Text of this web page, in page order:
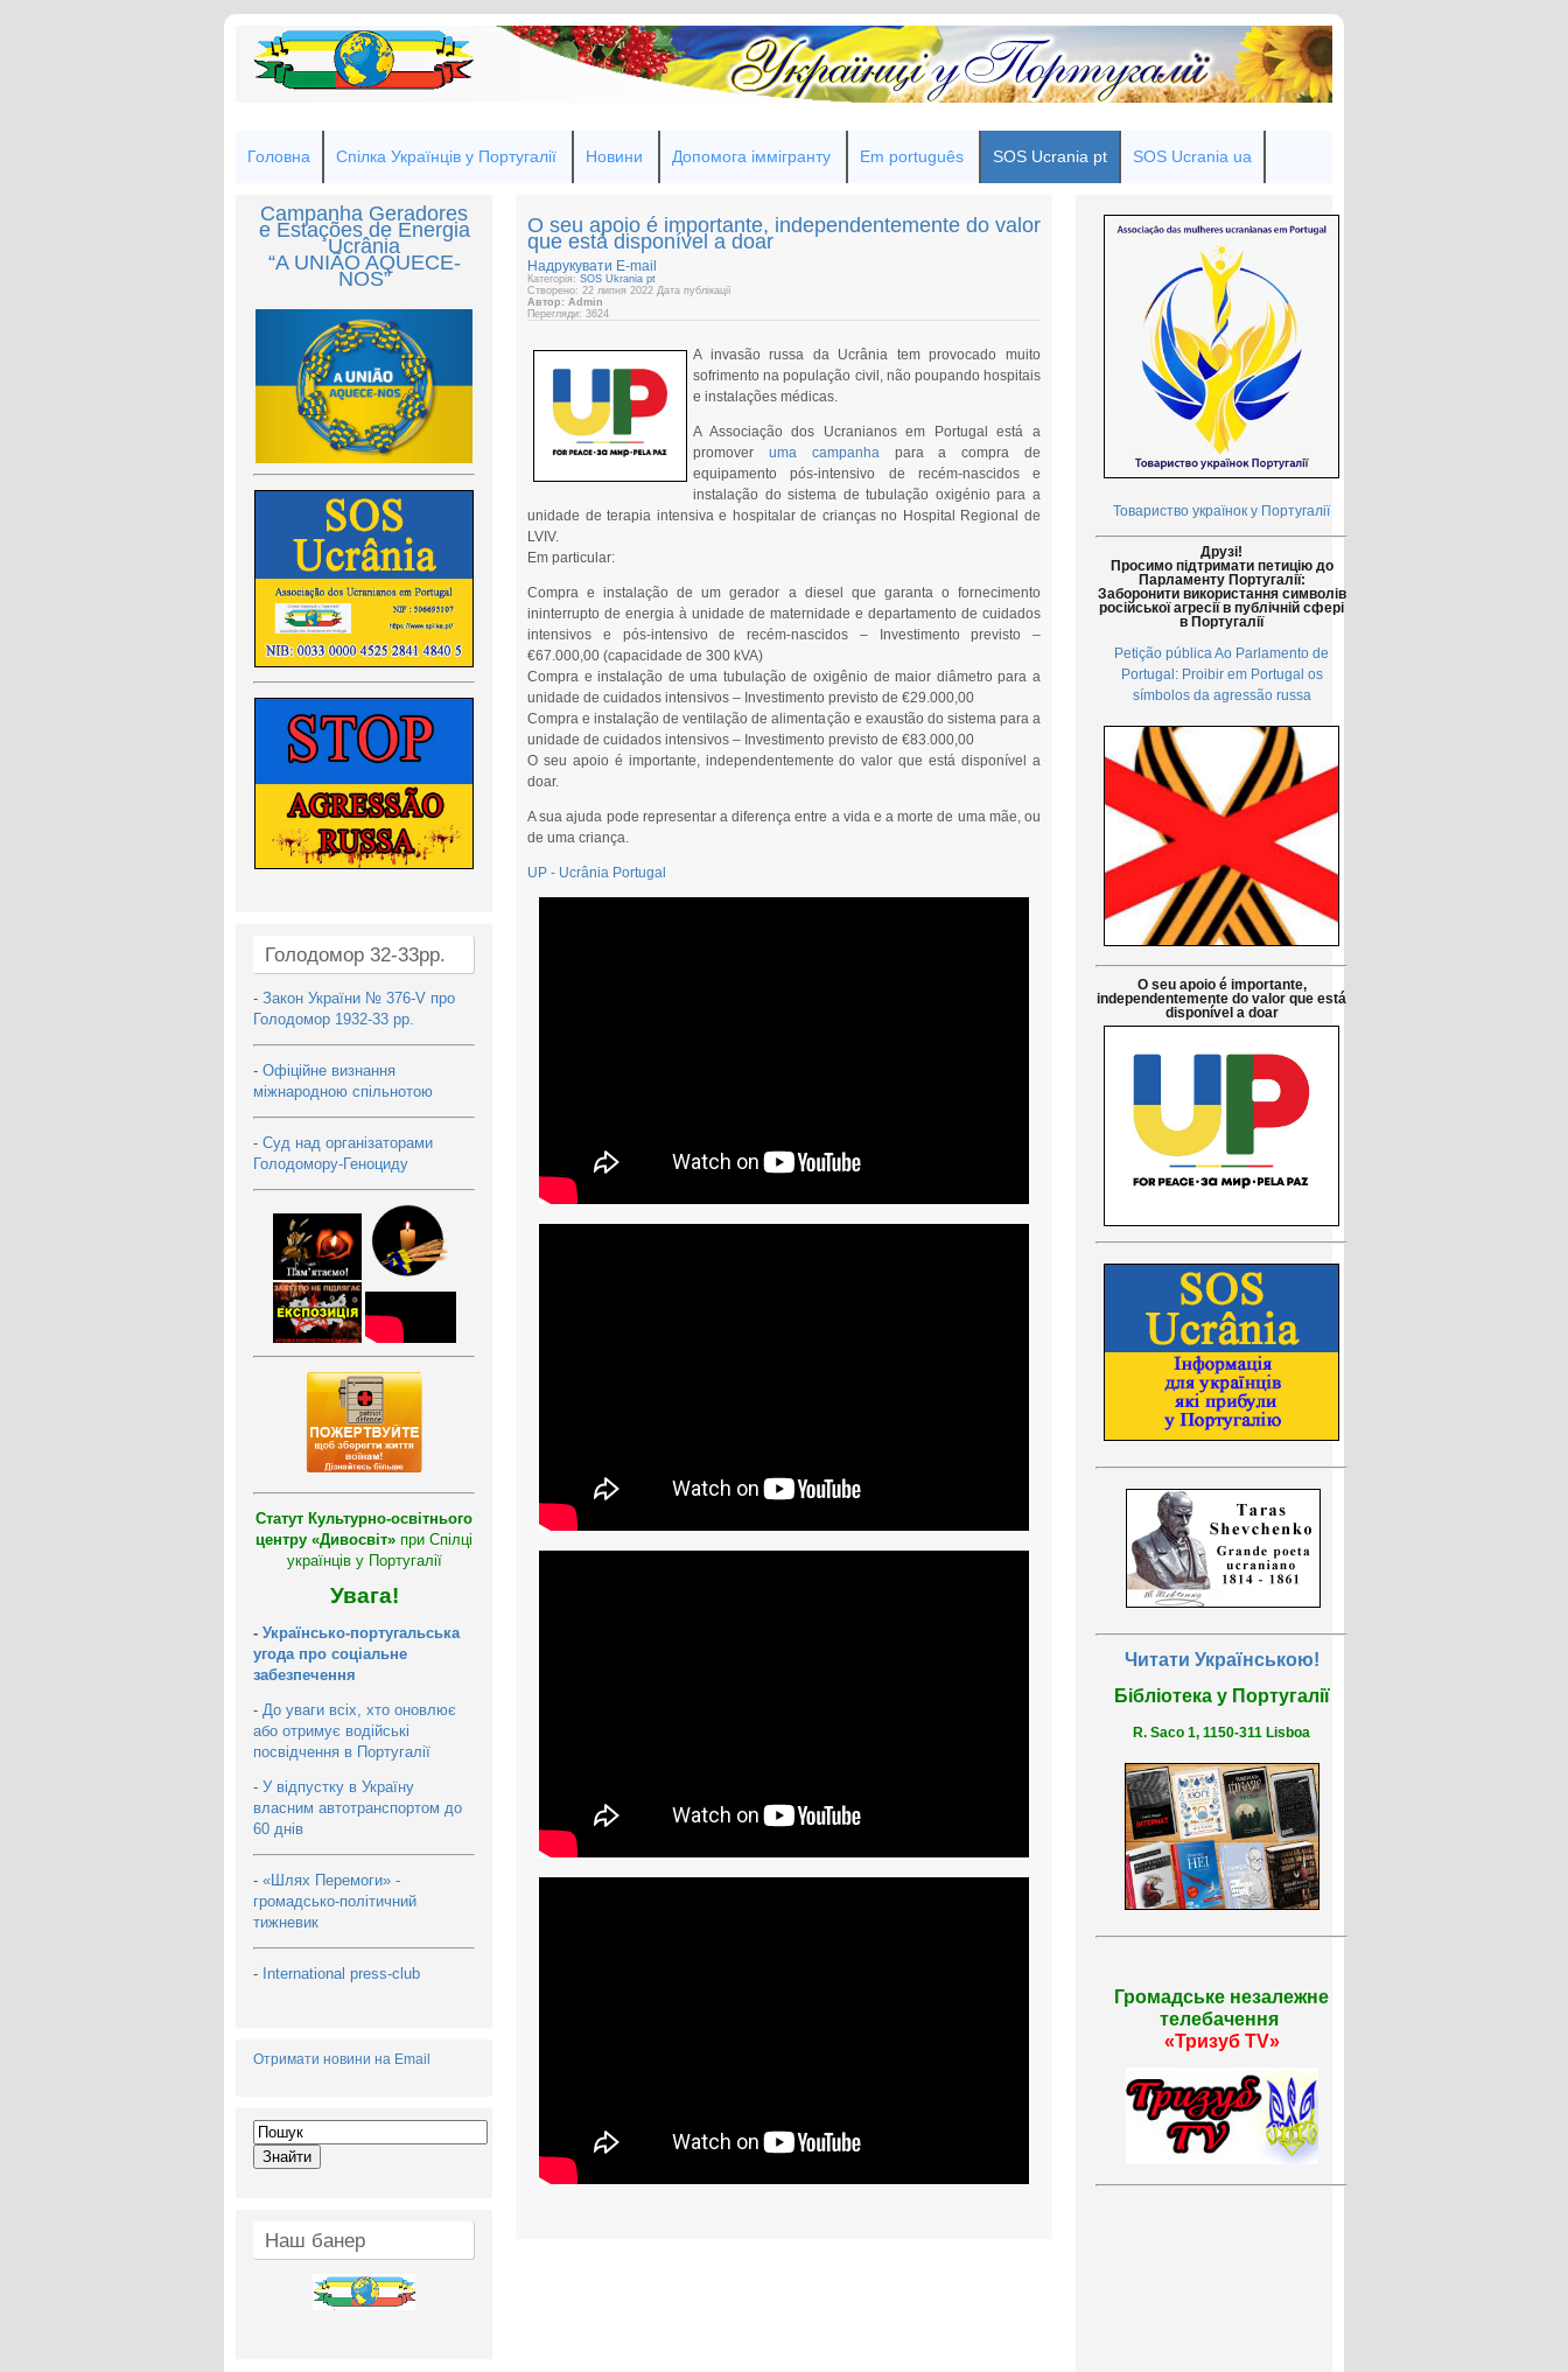
Головна Спілка Українців у Португалії Новини Допомога іммігранту Em português SOS Ucrania pt SOS Ucrania ua
Campanha Geradores
e Estações de Energia
Ucrânia
“A UNIÃO AQUECE-
NOS”
Голодомор 32-33рр.
- Закон України № 376-V про
Голодомор 1932-33 рр.
- Офіційне визнання
міжнародною спільнотою
- Суд над організаторами
Голодомору-Геноциду
Статут Культурно-освітнього
центру «Дивосвіт» при Спілці
українців у Португалії
Увага!
- Українсько-португальська
угода про соціальне
забезпечення
- До уваги всіх, хто оновлює
або отримує водійські
посвідчення в Португалії
- У відпустку в Україну
власним автотранспортом до
60 днів
- «Шлях Перемоги» -
громадсько-політичний
тижневик
- International press-club
Отримати новини на Email
Наш банер
O seu apoio é importante, independentemente do valor
que está disponível a doar
Надрукувати E-mail
Категорія: SOS Ukrania pt
Створено: 22 липня 2022 Дата публікації
Автор: Admin
Перегляди: 3624
A invasão russa da Ucrânia tem provocado muito
sofrimento na população civil, não poupando hospitais
e instalações médicas.
A Associação dos Ucranianos em Portugal está a
promover uma campanhapara a compra de
equipamento pós-intensivo de recém-nascidos e
instalação do sistema de tubulação oxigénio para a
unidade de terapia intensiva e hospitalar de crianças no Hospital Regional de
LVIV.
Em particular:
Compra e instalação de um gerador a diesel que garanta o fornecimento
ininterrupto de energia à unidade de maternidade e departamento de cuidados
intensivos e pós-intensivo de recém-nascidos – Investimento previsto –
€67.000,00 (capacidade de 300 kVA)
Compra e instalação de uma tubulação de oxigênio de maior diâmetro para a
unidade de cuidados intensivos – Investimento previsto de €29.000,00
Compra e instalação de ventilação de alimentação e exaustão do sistema para a
unidade de cuidados intensivos – Investimento previsto de €83.000,00
O seu apoio é importante, independentemente do valor que está disponível a
doar.
A sua ajuda pode representar a diferença entre a vida e a morte de uma mãe, ou
de uma criança.
UP - Ucrânia Portugal
Товариство українок у Португалії
Друзі!
Просимо підтримати петицію до
Парламенту Португалії:
Заборонити використання символів
російської агресії в публічній сфері
в Португалії
Petição pública Ao Parlamento de
Portugal: Proibir em Portugal os
símbolos da agressão russa
O seu apoio é importante,
independentemente do valor que está
disponível a doar
Читати Українською!
Бібліотека у Португалії
R. Saco 1, 1150-311 Lisboa
Громадське незалежне
телебачення
«Тризуб TV»